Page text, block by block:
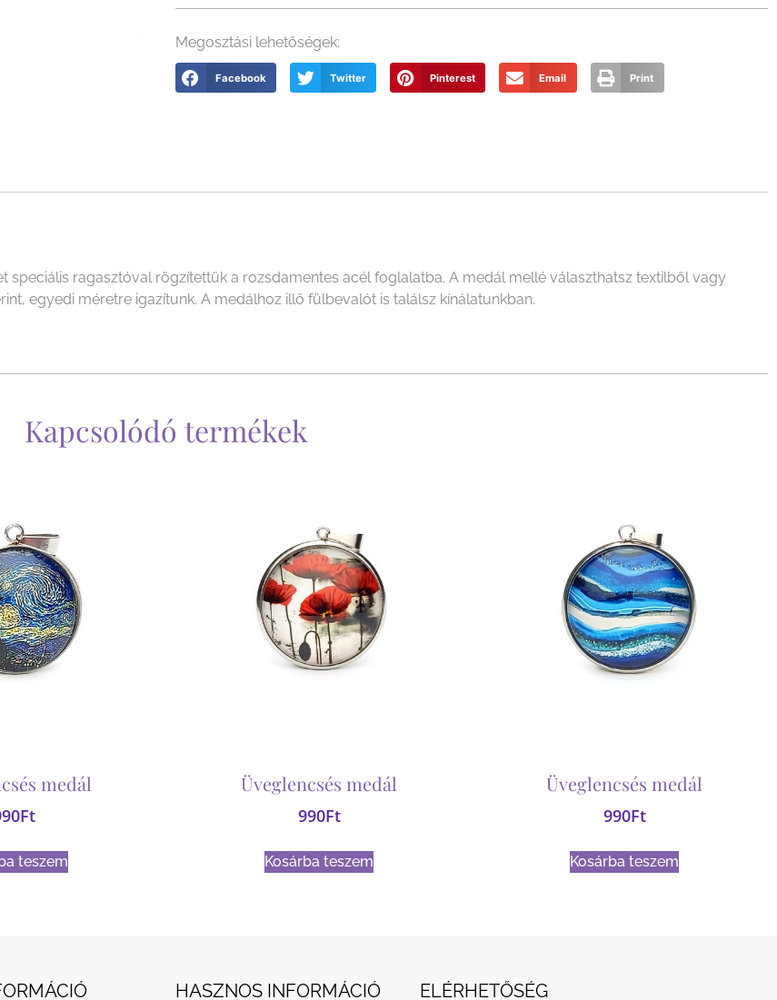
Megosztási lehetőségek:
Facebook Twitter Pinterest Email Print
ragasztóval rögzítettük a rozsdamentes acél foglalatba. A medál mellé választhatsz textilből vagy
egyedi méretre igazítunk. A medálhoz illő fülbevalót is találsz kínálatunkban.
Kapcsolódó termékek
medál
Ft
teszem
Üveglencsés medál
990Ft
Kosárba teszem
Üveglencsés medál
990Ft
Kosárba teszem
HASZNOS INFORMÁCIÓ ELÉRHETŐSÉG